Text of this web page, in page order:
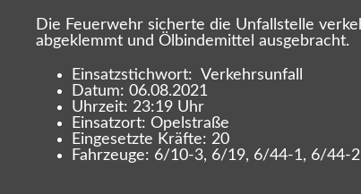
Die Feuerwehr sicherte die Unfallstelle
abgeklemmt und Ölbindemittel ausgebracht.
Einsatzstichwort: Verkehrsunfall
Datum: 06.08.2021
Uhrzeit: 23:19 Uhr
Einsatzort: Opelstraße
Eingesetzte Kräfte: 20
Fahrzeuge: 6/10-3, 6/19, 6/44-1, 6/44-